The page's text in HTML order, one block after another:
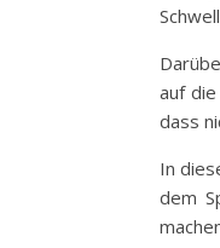
auf
dass
In
dem